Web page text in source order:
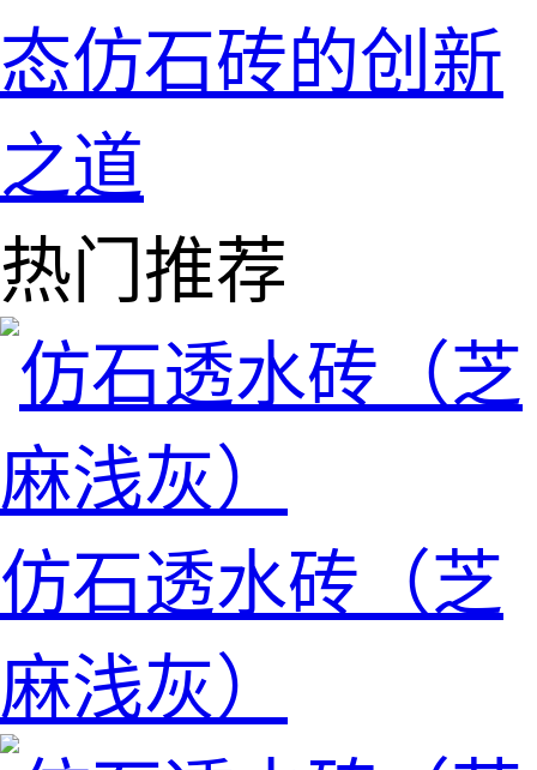
态仿石砖的创新
之道
热门推荐
仿石透水砖（芝
麻浅灰）